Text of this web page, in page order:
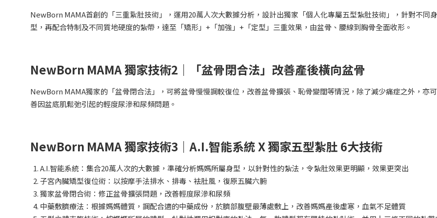
NewBorn MAMA首創的「三重紥肚技術」，運用20萬人次大數據分析，設計出獨家「個人化專屬五型紮肚技術」，針對不同身
型，再配合特制及不同質地硬度的紮帶，達至「矯形」+「加強」+「定型」三重效果，由盆骨、腰線到胸骨全面收形。
NewBorn MAMA 獨家技術2｜「盆骨閉合法」改善產後橫向盆骨
NewBorn MAMA獨家的「盆骨閉合法」，可將盆骨慢慢調較復位，改善盆骨擴張、恥骨變闊等情況，除了減少痛症之外，亦
善因盆底肌鬆弛引起的輕度尿滲和尿頻問題。
NewBorn MAMA 獨家技術3｜A.I.智能系統 X 獨家五型紮肚 6大技術
A.I.智能系統：集合20萬人次的大數據，準確分析媽媽所屬身型，以針對性的紮法，令紮肚效果更明顯，效果更突出
子宮內臟矯型復位術：以按摩手法排水、排毒、袪肚風，復原五臟六腑
獨家盆骨閉合術：修正盆骨擴張問題，改善輕度尿滲和尿頻
中藥敷臍療法：根據媽媽體質，調配合適的中藥成份，於臍部腹壁最薄處敷上，改善媽媽產後虛寒，血氣不足體質